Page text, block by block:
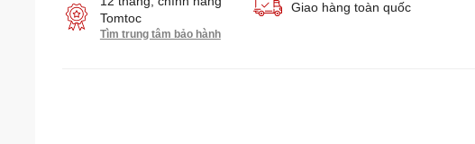
Tomtoc
Tìm trung tâm bảo hành
Giao hàng toàn quốc